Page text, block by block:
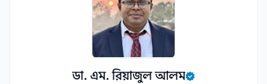
ডা. এম. রিয়াজুল আলম